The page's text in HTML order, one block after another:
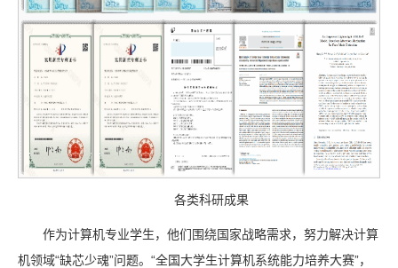
各类科研成果
作为计算机专业学生，他们围绕国家战略需求，努力解决计算
机领域“缺芯少魂”问题。“全国大学生计算机系统能力培养大赛”，